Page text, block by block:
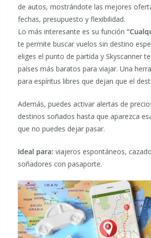
de autos, mostrándote las mejores
fechas, presupuesto y flexibilidad.
Lo más interesante es su función
te permite buscar vuelos sin destino
eliges el punto de partida y Skyscanner
países más baratos para viajar. Una
para espíritus libres que dejan que el
Además, puedes activar alertas de
destinos soñados hasta que aparezca
que no puedes dejar pasar.
Ideal para: viajeros espontáneos,
soñadores con pasaporte.